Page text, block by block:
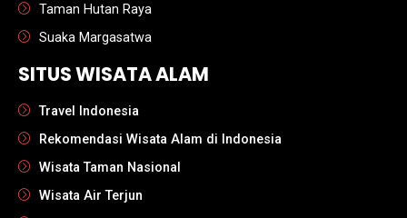
Taman Hutan Raya
Suaka Margasatwa
SITUS WISATA ALAM
Travel Indonesia
Rekomendasi Wisata Alam di Indonesia
Wisata Taman Nasional
Wisata Air Terjun